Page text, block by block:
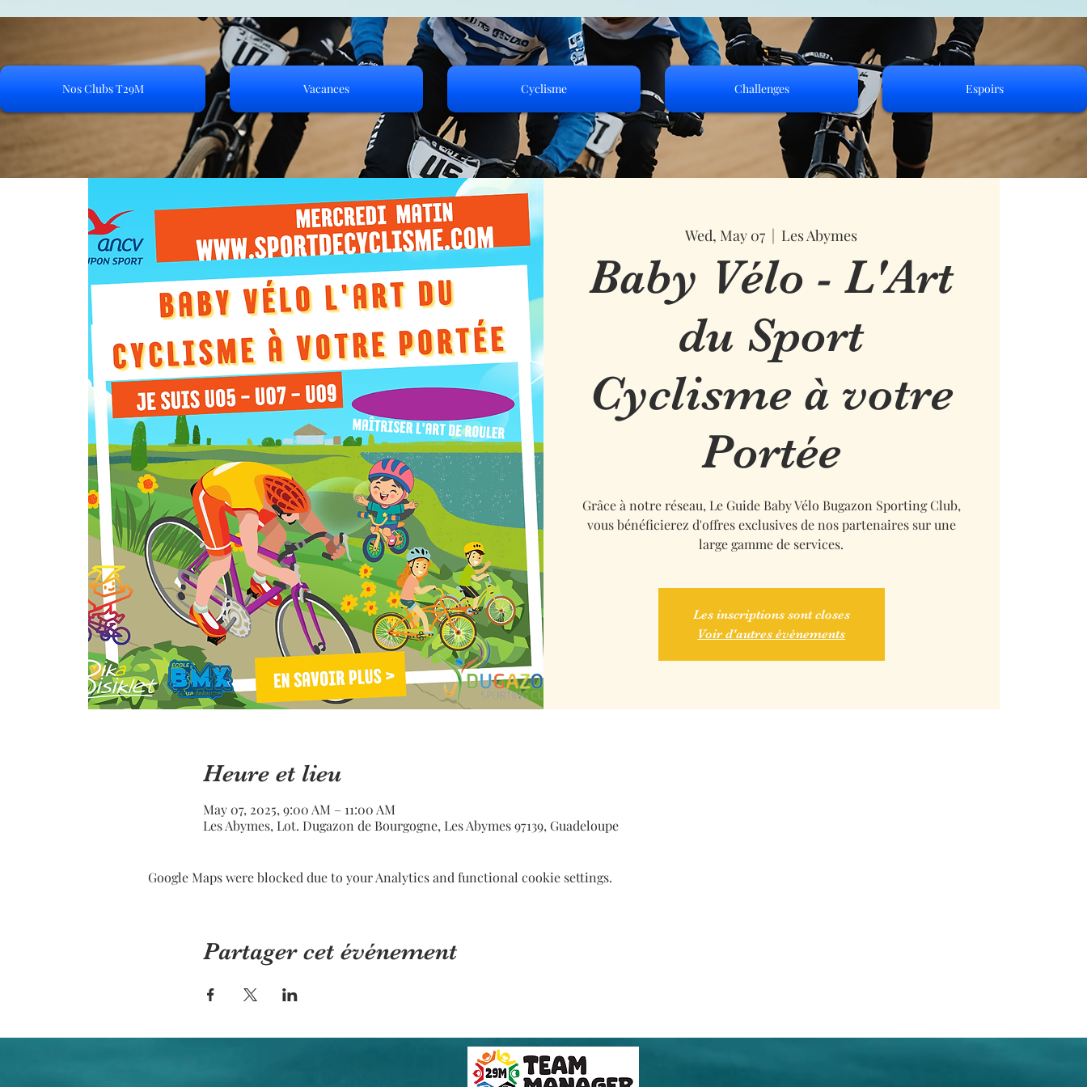
Nos Clubs T29M Vacances Cyclisme Challenges Espoirs
Wed, May 07
  |
Les Abymes
Baby Vélo - L'Art
du Sport
Cyclisme à votre
Portée
Grâce à notre réseau, Le Guide Baby Vélo Bugazon Sporting Club,
vous bénéficierez d'offres exclusives de nos partenaires sur une
large gamme de services.
Les inscriptions sont closes
Voir d'autres événements
Heure et lieu
May 07, 2025, 9:00 AM – 11:00 AM
Les Abymes, Lot. Dugazon de Bourgogne, Les Abymes 97139, Guadeloupe
Google Maps were blocked due to your Analytics and functional cookie settings.
Partager cet événement